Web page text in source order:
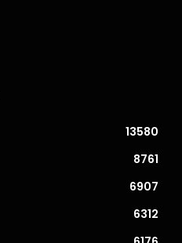
13580
8761
6907
6312